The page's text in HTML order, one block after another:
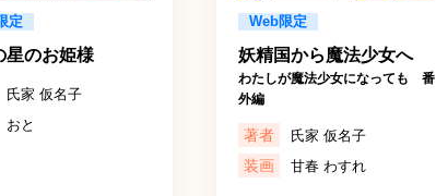
定
星のお姫様
氏家 仮名子
おと
Web限定
妖精国から魔法少女へ
わたしが魔法少女になっても 番
外編
著者 氏家 仮名子
装画 甘春 わすれ